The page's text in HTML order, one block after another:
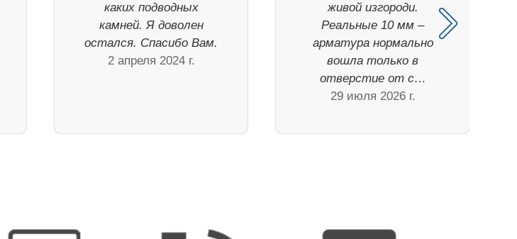
каких подводных
камней. Я доволен
остался. Спасибо Вам.
2 апреля 2024 г.
живой изгороди.
Реальные 10 мм –
арматура нормально
вошла только в
отверстие от с…
29 июля 2026 г.